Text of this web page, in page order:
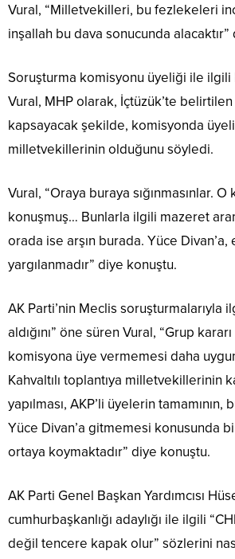
Vural, “Milletvekilleri, bu fezlekeleri
inşallah bu dava sonucunda alacaktır”
Soruşturma komisyonu üyeliği ile
Vural, MHP olarak, İçtüzük’te
kapsayacak şekilde, komisyonda üyelik
milletvekillerinin olduğunu söyledi.
Vural, “Oraya buraya sığınmasınlar.
konuşmuş… Bunlarla ilgili mazeret
orada ise arşın burada. Yüce Divan’a,
yargılanmadır” diye konuştu.
AK Parti’nin Meclis soruşturmalarıyla
aldığını” öne süren Vural, “Grup
komisyona üye vermemesi daha
Kahvaltılı toplantıya milletvekillerinin
yapılması, AKP’li üyelerin tamamının,
Yüce Divan’a gitmemesi konusunda
ortaya koymaktadır” diye konuştu.
AK Parti Genel Başkan Yardımcısı
cumhurbaşkanlığı adaylığı ile ilgili
değil tencere kapak olur” sözlerini